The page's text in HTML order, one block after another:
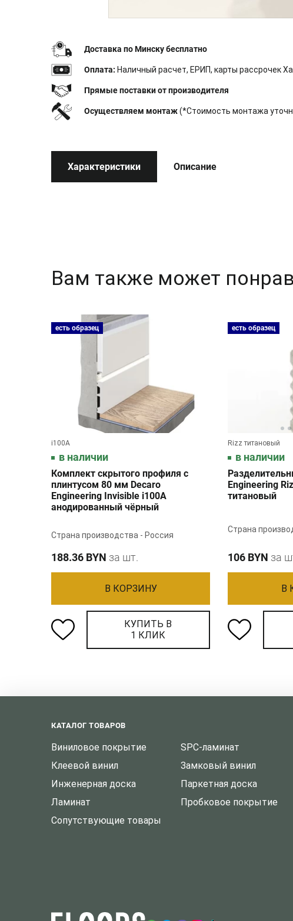
Доставка по Минску бесплатно
Оплата: Наличный расчет, ЕРИП, карты рассрочек
Прямые поставки от производителя
Осуществляем монтаж(*Стоимость монтажа
Характеристики Описание
Вам также может
есть образец
i100A
в наличии
Комплект скрытого профиля с
плинтусом 80 мм Decaro
Engineering Invisible i100А
анодированный чёрный
Страна производства - Россия
188.36 BYN за шт.
В КОРЗИНУ
КУПИТЬ В
1 КЛИК
есть образец
Rizz титановый
в наличии
Engineering
титановый
Страна
106 BYN за
В
КАТАЛОГ ТОВАРОВ
Виниловое покрытие SPC-ламинат
Клеевой винил
Замковый винил
Инженерная доска
Паркетная доска
Ламинат
Пробковое покрытие
Сопутствующие товары